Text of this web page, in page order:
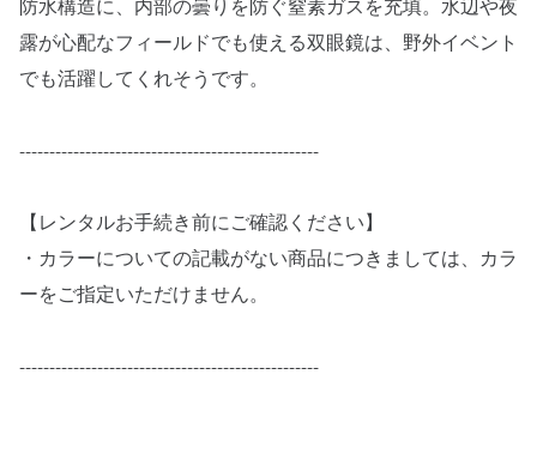
防水構造に、内部の曇りを防ぐ窒素ガスを充填。水辺や夜
露が心配なフィールドでも使える双眼鏡は、野外イベント
でも活躍してくれそうです。
--------------------------------------------------
【レンタルお手続き前にご確認ください】
・カラーについての記載がない商品につきましては、カラ
ーをご指定いただけません。
--------------------------------------------------